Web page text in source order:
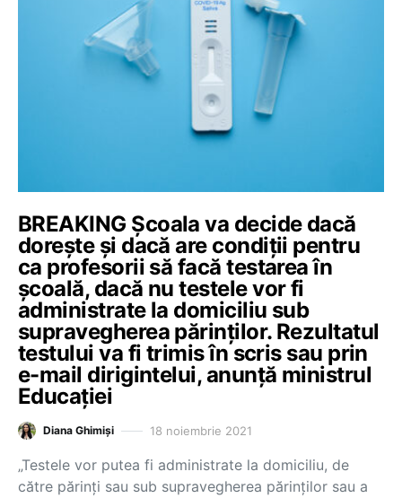
BREAKING Școala va decide dacă
dorește și dacă are condiții pentru
ca profesorii să facă testarea în
școală, dacă nu testele vor fi
administrate la domiciliu sub
supravegherea părinților. Rezultatul
testului va fi trimis în scris sau prin
e-mail dirigintelui, anunță ministrul
Educației
Diana Ghimiși 18 noiembrie 2021
„Testele vor putea fi administrate la domiciliu, de
către părinți sau sub supravegherea părinților sau a